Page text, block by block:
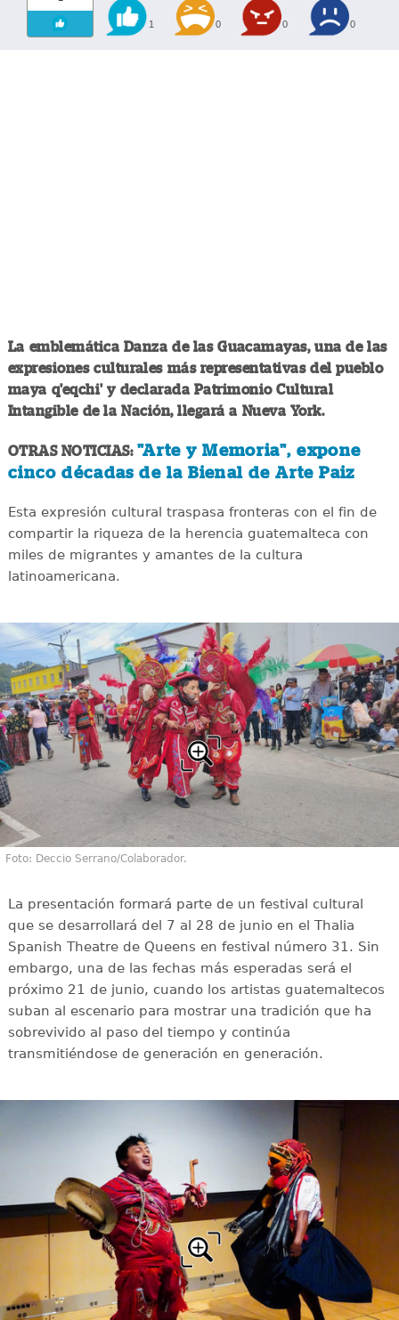
1 0 0 0
La emblemática Danza de las Guacamayas, una de las
expresiones culturales más representativas del pueblo
maya q'eqchi' y declarada Patrimonio Cultural
Intangible de la Nación, llegará a Nueva York.
OTRAS NOTICIAS: "Arte y Memoria", expone
cinco décadas de la Bienal de Arte Paiz
Esta expresión cultural traspasa fronteras con el fin de
compartir la riqueza de la herencia guatemalteca con
miles de migrantes y amantes de la cultura
latinoamericana.
Foto: Deccio Serrano/Colaborador.
La presentación formará parte de un festival cultural
que se desarrollará del 7 al 28 de junio en el Thalia
Spanish Theatre de Queens en festival número 31. Sin
embargo, una de las fechas más esperadas será el
próximo 21 de junio, cuando los artistas guatemaltecos
suban al escenario para mostrar una tradición que ha
sobrevivido al paso del tiempo y continúa
transmitiéndose de generación en generación.